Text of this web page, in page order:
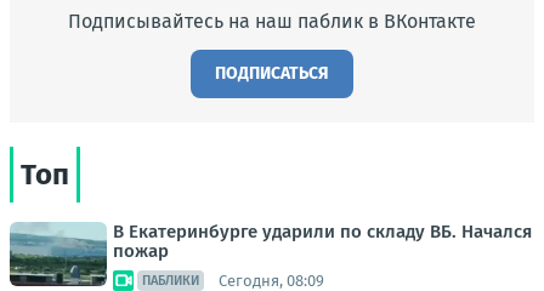
Подписывайтесь на наш паблик в ВКонтакте
ПОДПИСАТЬСЯ
Топ
В Екатеринбурге ударили по складу ВБ. Начался
пожар
ПАБЛИКИ Сегодня, 08:09